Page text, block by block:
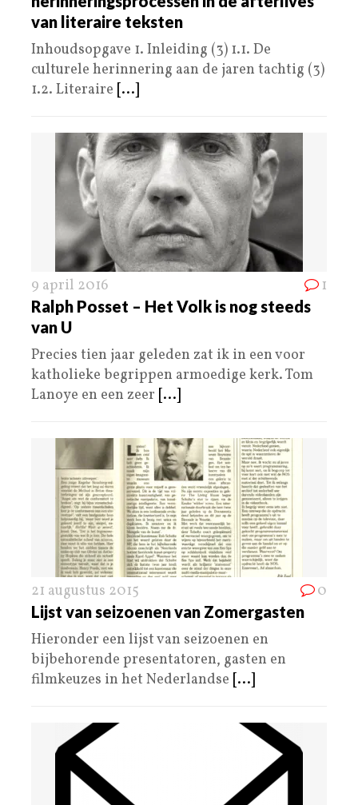
van literaire teksten
Inhoudsopgave 1. Inleiding (3) 1.1. De
culturele herinnering aan de jaren tachtig (3)
1.2. Literaire [...]
9 april 2016 1
Ralph Posset – Het Volk is nog steeds
van U
Precies tien jaar geleden zat ik in een voor
katholieke begrippen armoedige kerk. Tom
Lanoye en een zeer [...]
21 augustus 2015 0
Lijst van seizoenen van Zomergasten
Hieronder een lijst van seizoenen en
bijbehorende presentatoren, gasten en
filmkeuzes in het Nederlandse [...]